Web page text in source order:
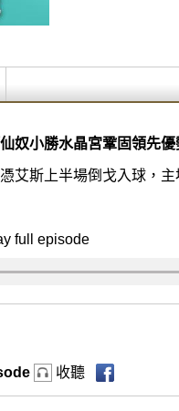
仙奴小勝水晶宮鞏固領先
艾斯上半場倒戈入球，
full episode
收聽